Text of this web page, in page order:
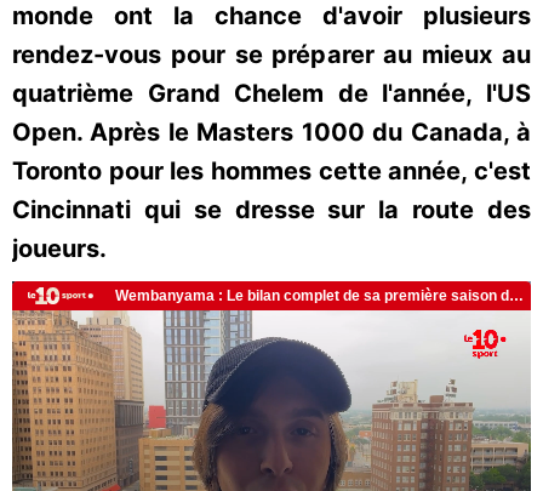
monde ont la chance d'avoir plusieurs
rendez-vous pour se préparer au mieux au
quatrième Grand Chelem de l'année, l'US
Open. Après le Masters 1000 du Canada, à
Toronto pour les hommes cette année, c'est
Cincinnati qui se dresse sur la route des
joueurs.